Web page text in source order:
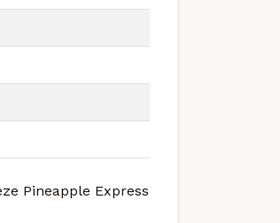
Pineapple Express